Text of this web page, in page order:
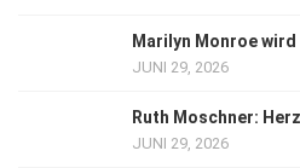
Marilyn Monroe wird
JUNI 29, 2026
Ruth Moschner:
JUNI 29, 2026